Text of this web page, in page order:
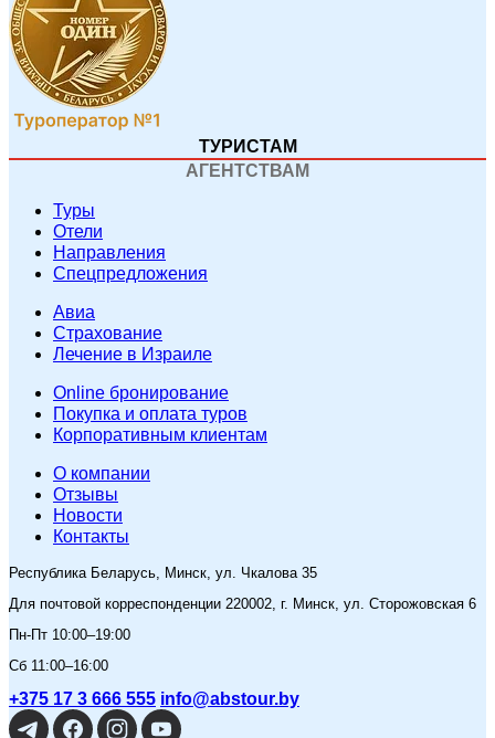
ТУРИСТАМ
АГЕНТСТВАМ
Туры
Отели
Направления
Спецпредложения
Авиа
Страхование
Лечение в Израиле
Online бронирование
Покупка и оплата туров
Корпоративным клиентам
O компании
Отзывы
Новости
Контакты
Республика Беларусь, Минск, ул. Чкалова 35
Для почтовой корреспонденции 220002, г. Минск, ул. Сторожовская 6
Пн-Пт 10:00–19:00
Сб 11:00–16:00
+375 17 3 666 555 info@abstour.by